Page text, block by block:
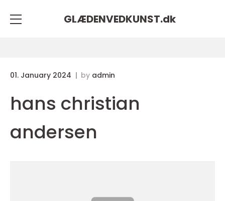
GLÆDENVEDKUNST.dk
01. January 2024 by admin
hans christian
andersen